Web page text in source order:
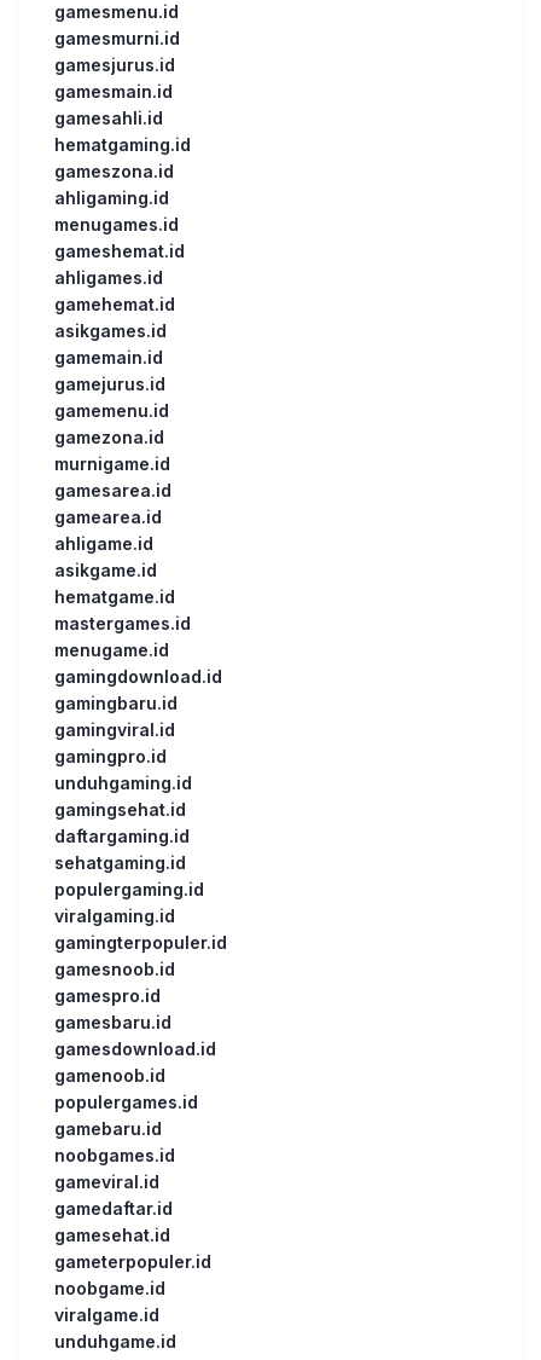
gamesmenu.id
gamesmurni.id
gamesjurus.id
gamesmain.id
gamesahli.id
hematgaming.id
gameszona.id
ahligaming.id
menugames.id
gameshemat.id
ahligames.id
gamehemat.id
asikgames.id
gamemain.id
gamejurus.id
gamemenu.id
gamezona.id
murnigame.id
gamesarea.id
gamearea.id
ahligame.id
asikgame.id
hematgame.id
mastergames.id
menugame.id
gamingdownload.id
gamingbaru.id
gamingviral.id
gamingpro.id
unduhgaming.id
gamingsehat.id
daftargaming.id
sehatgaming.id
populergaming.id
viralgaming.id
gamingterpopuler.id
gamesnoob.id
gamespro.id
gamesbaru.id
gamesdownload.id
gamenoob.id
populergames.id
gamebaru.id
noobgames.id
gameviral.id
gamedaftar.id
gamesehat.id
gameterpopuler.id
noobgame.id
viralgame.id
unduhgame.id